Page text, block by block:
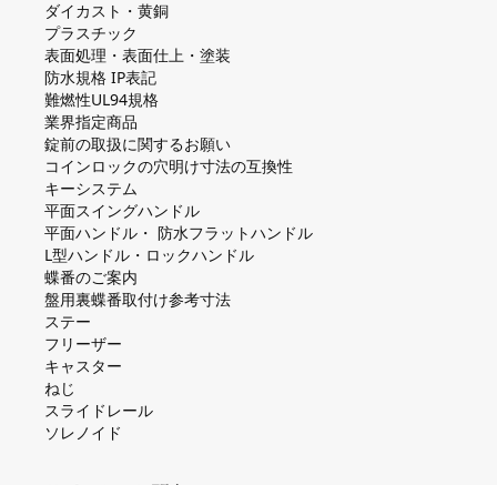
ダイカスト・⻩銅
プラスチック
表面処理・表面仕上・塗装
防⽔規格 IP表記
難燃性UL94規格
業界指定商品
錠前の取扱に関するお願い
コインロックの⽳明け⼨法の互換性
キーシステム
平⾯スイングハンドル
平⾯ハンドル・ 防⽔フラットハンドル
L型ハンドル・ロックハンドル
蝶番のご案内
盤⽤裏蝶番取付け参考⼨法
ステー
フリーザー
キャスター
ねじ
スライドレール
ソレノイド